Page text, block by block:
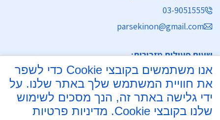
03-9051555
parsekinon@gmail.com
שעות פעילות מזכירות:
ימים א' - ה' 8:30 - 16:30
מחלקת נישואין
אנו משתמשים בקובצי Cookie כדי לשפר
את חוויית המשתמש שלך באתר שלנו. על
ידי גלישה באתר זה, הנך מסכים לשימוש
שלנו בקובצי Cookie.
מדיניות פרטיות